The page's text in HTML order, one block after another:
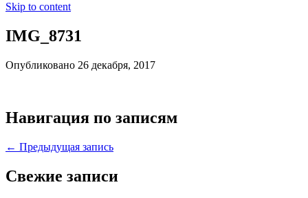
Skip to content
IMG_8731
Опубликовано 26 декабря, 2017
Навигация по записям
← Предыдущая запись
Свежие записи